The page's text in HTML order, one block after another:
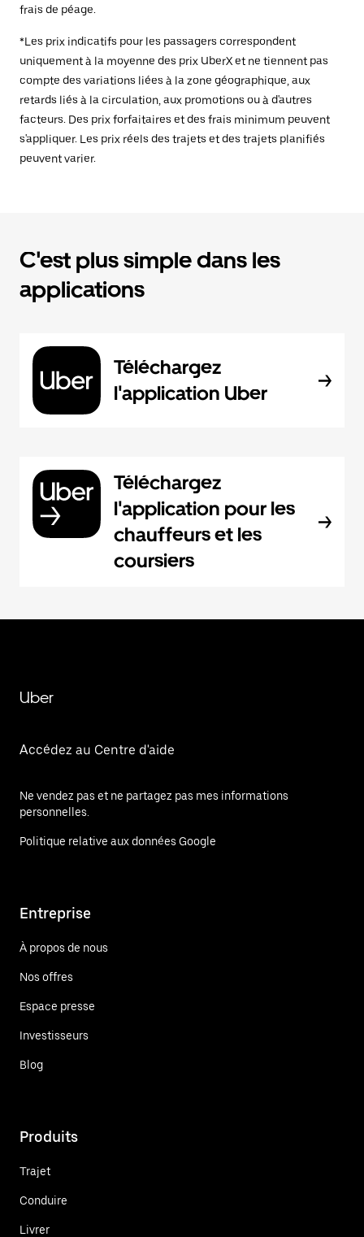
frais de péage.
*Les prix indicatifs pour les passagers correspondent
uniquement à la moyenne des prix UberX et ne tiennent pas
compte des variations liées à la zone géographique, aux
retards liés à la circulation, aux promotions ou à d'autres
facteurs. Des prix forfaitaires et des frais minimum peuvent
s'appliquer. Les prix réels des trajets et des trajets planifiés
peuvent varier.
C'est plus simple dans les
applications
Téléchargez
l'application Uber
Téléchargez
l'application pour les
chauffeurs et les
coursiers
Uber
Accédez au Centre d'aide
Ne vendez pas et ne partagez pas mes informations
personnelles.
Politique relative aux données Google
Entreprise
À propos de nous
Nos offres
Espace presse
Investisseurs
Blog
Produits
Trajet
Conduire
Livrer